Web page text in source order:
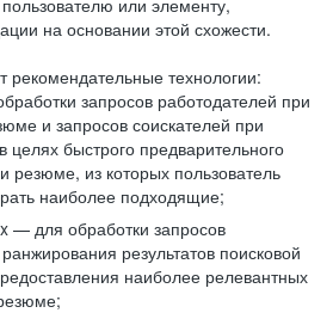
или элементу,
на основании этой схожести.
рекомендательные технологии:
запросов работодателей при
и запросов соискателей при
целях быстрого предварительного
резюме, из которых пользователь
наиболее подходящие;
— для обработки запросов
результатов поисковой
наиболее релевантных